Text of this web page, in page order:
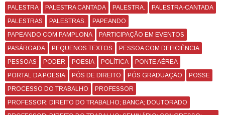
PALESTRA
PALESTRA CANTADA PALESTRA.
PALESTRA-CANTADA
PALESTRAS
PALESTRAS.
PAPEANDO
PAPEANDO COM PAMPLONA
PARTICIPAÇÃO EM EVENTOS
PASÁRGADA
PEQUENOS TEXTOS
PESSOA COM DEFICIÊNCIA
PESSOAS
PODER POESIA POLÍTICA
PONTE AÉREA
PORTAL DA POESIA
PÓS DE DIREITO PÓS GRADUAÇÃO
POSSE
PROCESSO DO TRABALHO
PROFESSOR
PROFESSOR; DIREITO DO TRABALHO; BANCA; DOUTORADO